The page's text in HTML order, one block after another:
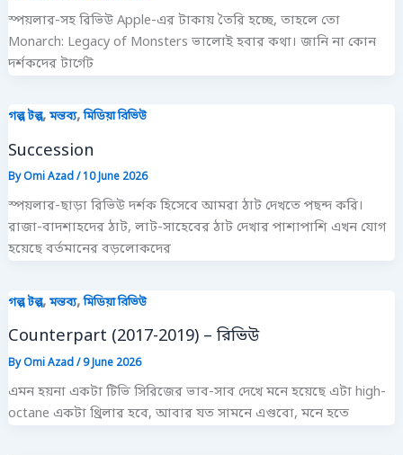
স্পয়লার-সহ রিভিউ Apple-এর টাকায় তৈরি হচ্ছে, তাহলে তো
Monarch: Legacy of Monsters ভালোই হবার কথা। জানি না কোন
দর্শকদের টার্গেট
গল্প টল্প, মন্তব্য,মিডিয়া রিভিউ
Succession
ByOmi Azad/10 June 2026
স্পয়লার-ছাড়া রিভিউ দর্শক হিসেবে আমরা ঠাট দেখতে পছন্দ করি।
রাজা-বাদশাহদের ঠাট, লাট-সাহেবের ঠাট দেখার পাশাপাশি এখন যোগ
হয়েছে বর্তমানের বড়লোকদের
গল্প টল্প, মন্তব্য,মিডিয়া রিভিউ
Counterpart (2017-2019) – রিভিউ
ByOmi Azad/9 June 2026
এমন হয়না একটা টিভি সিরিজের ভাব-সাব দেখে মনে হয়েছে এটা high-
octane একটা থ্রিলার হবে, আবার যত সামনে এগুবো, মনে হতে